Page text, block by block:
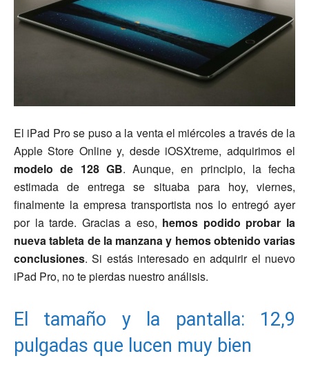
El iPad Pro se puso a la venta el miércoles a través de la
Apple Store Online y, desde iOSXtreme, adquirimos el
modelo de 128 GB. Aunque, en principio, la fecha
estimada de entrega se situaba para hoy, viernes,
finalmente la empresa transportista nos lo entregó ayer
por la tarde. Gracias a eso, hemos podido probar la
nueva tableta de la manzana y hemos obtenido varias
conclusiones. Si estás interesado en adquirir el nuevo
iPad Pro, no te pierdas nuestro análisis.
El tamaño y la pantalla: 12,9
pulgadas que lucen muy bien